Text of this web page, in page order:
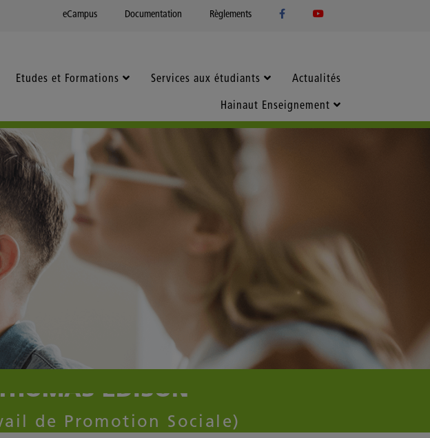
eCampus Documentation Règlements
Etudes et Formations Services aux étudiants Actualités
Hainaut Enseignement
EDISON
de Promotion Sociale)